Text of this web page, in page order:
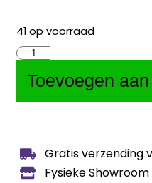
41 op voorraad
Toevoegen
Gratis verzending
Fysieke Showroom